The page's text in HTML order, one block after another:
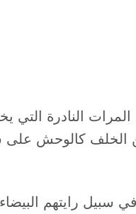
النادرة التي
من الخلف
رايتهم